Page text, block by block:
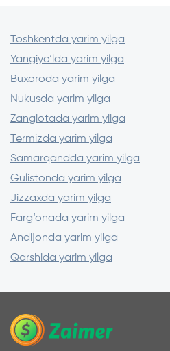
Toshkentda yarim yilga
Yangiyo‘lda yarim yilga
Buxoroda yarim yilga
Nukusda yarim yilga
Zangiotada yarim yilga
Termizda yarim yilga
Samarqandda yarim yilga
Gulistonda yarim yilga
Jizzaxda yarim yilga
Farg‘onada yarim yilga
Andijonda yarim yilga
Qarshida yarim yilga